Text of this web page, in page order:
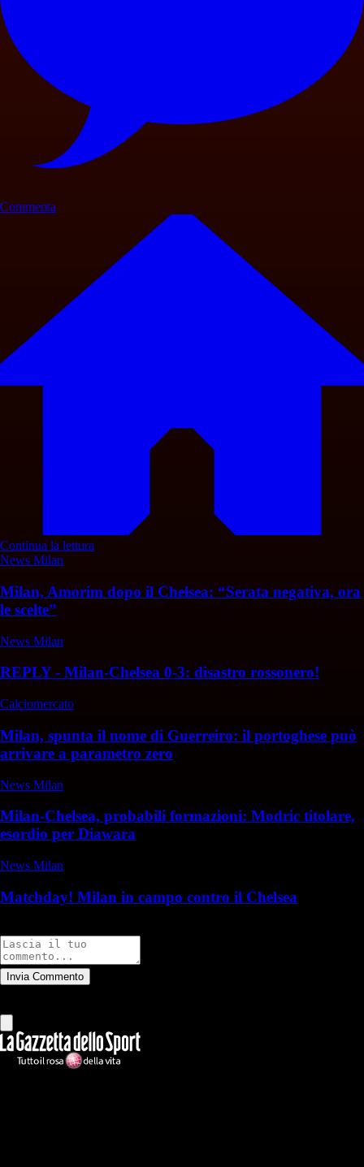
Commenta
Continua la lettura
News Milan
Milan, Amorim dopo il Chelsea: “Serata negativa, ora
le scelte”
News Milan
REPLY - Milan-Chelsea 0-3: disastro rossonero!
Calciomercato
Milan, spunta il nome di Guerreiro: il portoghese può
arrivare a parametro zero
News Milan
Milan-Chelsea, probabili formazioni: Modric titolare,
esordio per Diawara
News Milan
Matchday! Milan in campo contro il Chelsea
Invia Commento